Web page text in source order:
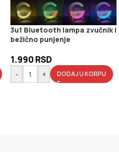
3u1 Bluetooth lampa zvučnik i
bežično punjenje
1.990 RSD
- + DODAJ U KORPU